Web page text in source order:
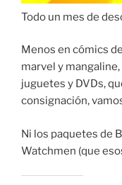
Todo un mes de
Menos en cómics
marvel y
juguetes y DVDs,
consignación,
Ni los paquetes de
Watchmen (que